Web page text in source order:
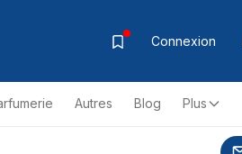
Connexion
Autres Blog Plus